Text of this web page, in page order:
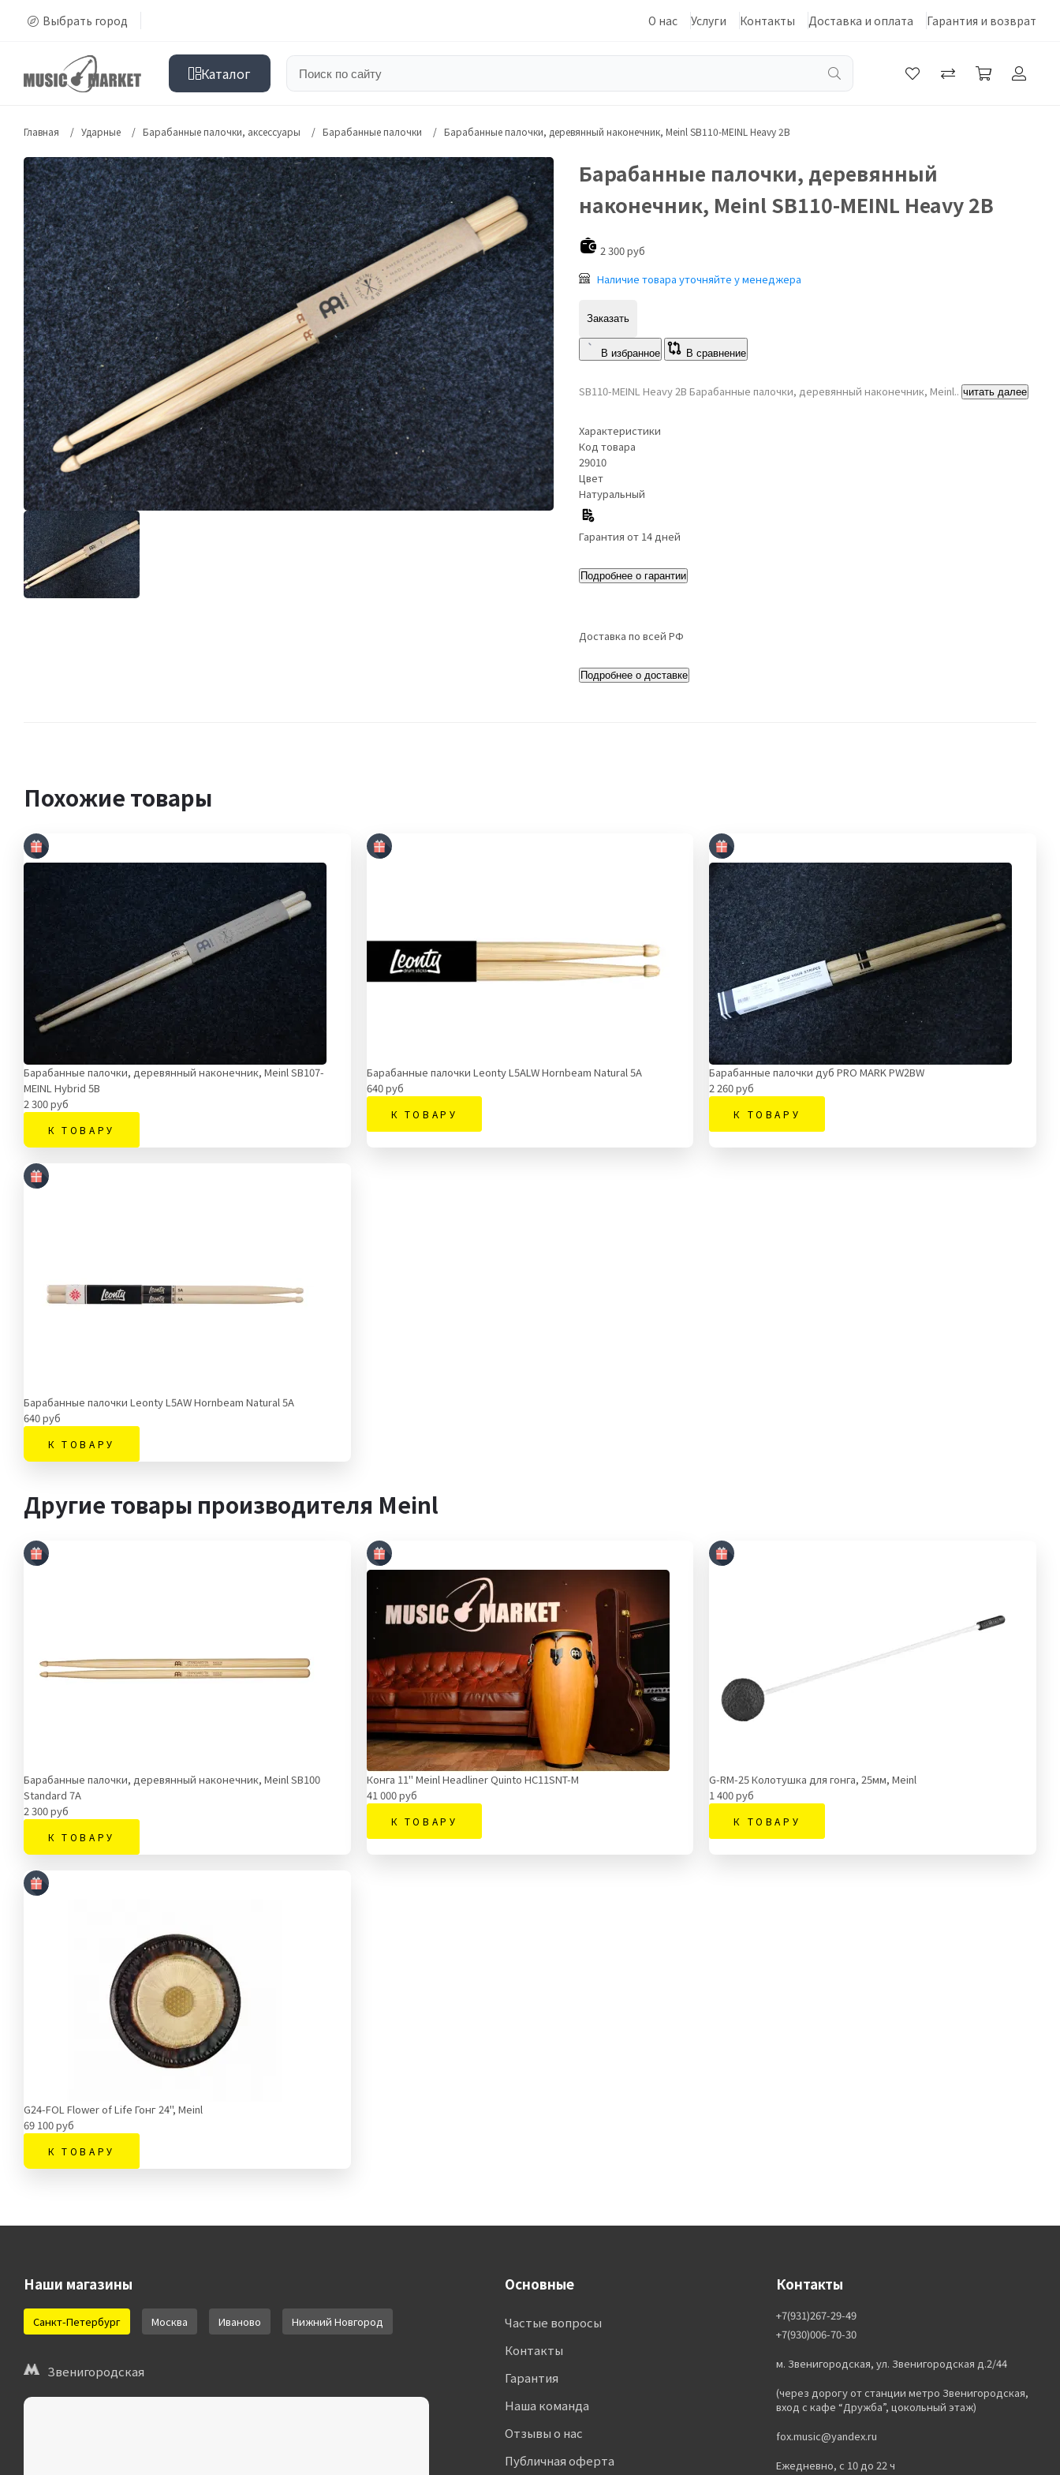
Выбрать город О нас Услуги Контакты Доставка и оплата Гарантия и возврат
Каталог
Главная Ударные Барабанные палочки, аксессуары Барабанные палочки Барабанные палочки, деревянный наконечник, Meinl SB110-MEINL Heavy 2B
Барабанные палочки, деревянный
наконечник, Meinl SB110-MEINL Heavy 2B
2 300 руб
Наличие товара уточняйте у менеджера
Заказать
В избранное В сравнение
SB110-MEINL Heavy 2B Барабанные палочки, деревянный наконечник, Meinl.. читать далее
Характеристики
Код товара
29010
Цвет
Натуральный
Гарантия от 14 дней
Подробнее о гарантии
Доставка по всей РФ
Подробнее о доставке
Похожие товары
Барабанные палочки, деревянный наконечник, Meinl SB107-
MEINL Hybrid 5B
2 300 руб
К ТОВАРУ
Барабанные палочки Leonty L5ALW Hornbeam Natural 5A
640 руб
К ТОВАРУ
Барабанные палочки дуб PRO MARK PW2BW
2 260 руб
К ТОВАРУ
Барабанные палочки Leonty L5AW Hornbeam Natural 5A
640 руб
К ТОВАРУ
Другие товары производителя Meinl
Барабанные палочки, деревянный наконечник, Meinl SB100
Standard 7A
2 300 руб
К ТОВАРУ
Конга 11" Meinl Headliner Quinto HC11SNT-M
41 000 руб
К ТОВАРУ
G-RM-25 Колотушка для гонга, 25мм, Meinl
1 400 руб
К ТОВАРУ
G24-FOL Flower of Life Гонг 24", Meinl
69 100 руб
К ТОВАРУ
Наши магазины
Санкт-Петербург Москва Иваново Нижний Новгород
Звенигородская
Основные
Частые вопросы
Контакты
Гарантия
Наша команда
Отзывы о нас
Публичная оферта
Контакты
+7(931)267-29-49
+7(930)006-70-30
м. Звенигородская, ул. Звенигородская д.2/44
(через дорогу от станции метро Звенигородская,
вход с кафе “Дружба”, цокольный этаж)
fox.music@yandex.ru
Ежедневно, с 10 до 22 ч